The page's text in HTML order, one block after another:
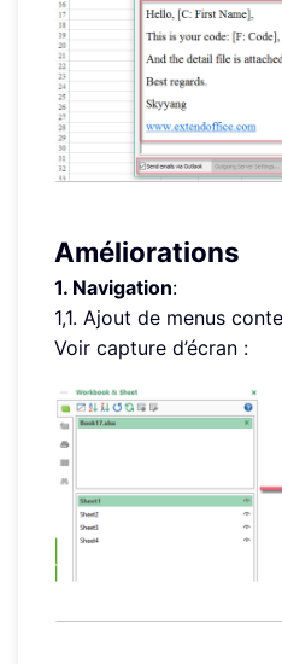
Améliorations
1. Navigation:
1,1. Ajout de menus
Voir capture d’écran :